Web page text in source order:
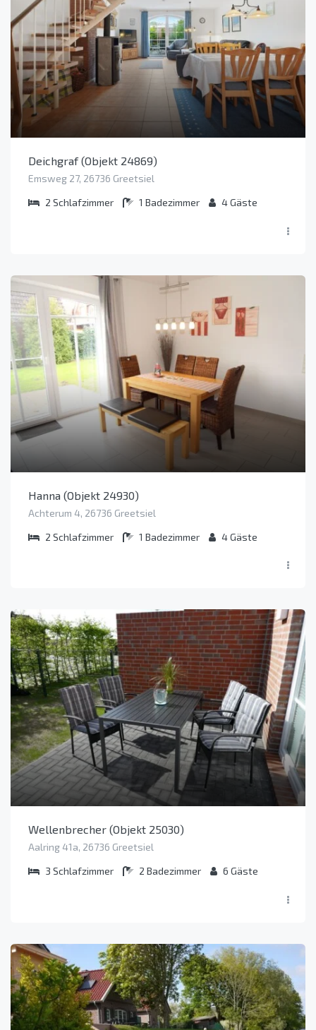
Deichgraf (Objekt 24869)
Emsweg 27, 26736 Greetsiel
2 Schlafzimmer 1 Badezimmer 4Gäste
Hanna (Objekt 24930)
Achterum 4, 26736 Greetsiel
2 Schlafzimmer 1 Badezimmer 4Gäste
Wellenbrecher (Objekt 25030)
Aalring 41a, 26736 Greetsiel
3 Schlafzimmer 2 Badezimmer 6 Gäste